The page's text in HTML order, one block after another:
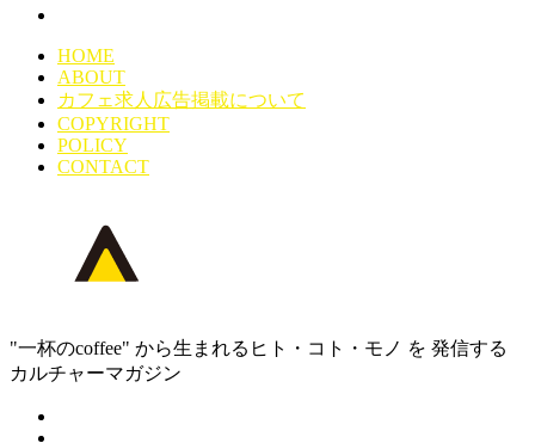
HOME
ABOUT
カフェ求人広告掲載について
COPYRIGHT
POLICY
CONTACT
"一杯のcoffee" から生まれるヒト・コト・モノ を 発信する
カルチャーマガジン